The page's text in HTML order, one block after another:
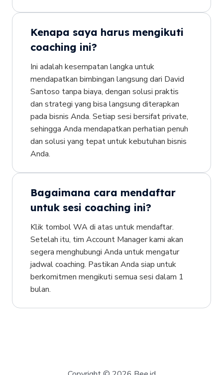
Kenapa saya harus mengikuti
coaching ini?
Ini adalah kesempatan langka untuk
mendapatkan bimbingan langsung dari David
Santoso tanpa biaya, dengan solusi praktis
dan strategi yang bisa langsung diterapkan
pada bisnis Anda. Setiap sesi bersifat private,
sehingga Anda mendapatkan perhatian penuh
dan solusi yang tepat untuk kebutuhan bisnis
Anda.
Bagaimana cara mendaftar
untuk sesi coaching ini?
Klik tombol WA di atas untuk mendaftar.
Setelah itu, tim Account Manager kami akan
segera menghubungi Anda untuk mengatur
jadwal coaching. Pastikan Anda siap untuk
berkomitmen mengikuti semua sesi dalam 1
bulan.